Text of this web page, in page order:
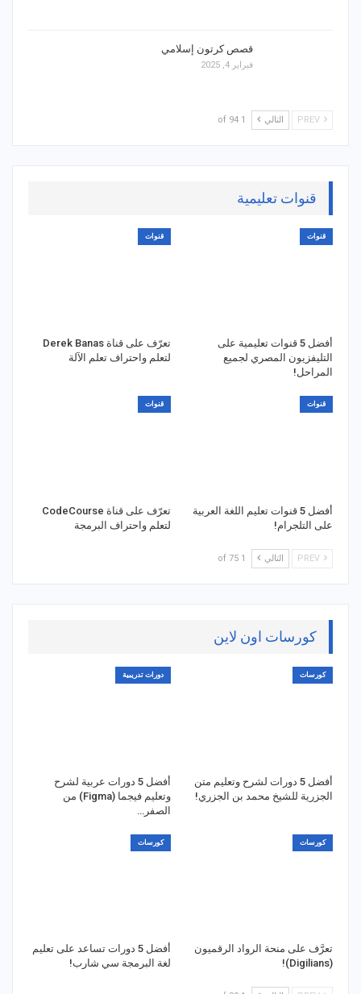
قصص كرتون إسلامي
فبراير 4, 2025
التالي 1 of 94
قنوات تعليمية
قنوات
أفضل 5 قنوات تعليمية على
التليفزيون المصري لجميع
المراحل!
قنوات
تعرّف على قناة Derek Banas
لتعلم واحتراف تعلم الآلة
قنوات
أفضل 5 قنوات تعليم اللغة العربية
على التلجرام!
قنوات
تعرّف على قناة CodeCourse
لتعلم واحتراف البرمجة
التالي 1 of 75
كورسات اون لاين
كورسات
أفضل 5 دورات لشرح وتعليم متن
الجزرية للشيخ محمد بن الجزري!
دورات تدريبية
أفضل 5 دورات عربية لشرح
وتعليم فيجما (Figma) من
الصفر…
كورسات
تعرَّف على منحة الرواد الرقميون
(Digilians)!
كورسات
أفضل 5 دورات تساعد على تعليم
لغة البرمجة سي شارب!